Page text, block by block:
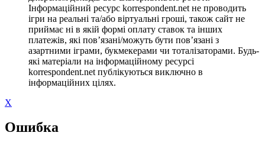
Інформаційний ресурс korrespondent.net не проводить
ігри на реальні та/або віртуальні гроші, також сайт не
приймає ні в якій формі оплату ставок та інших
платежів, які пов’язані/можуть бути пов’язані з
азартними іграми, букмекерами чи тоталізаторами. Будь-
які матеріали на інформаційному ресурсі
korrespondent.net публікуються виключно в
інформаційних цілях.
X
Ошибка